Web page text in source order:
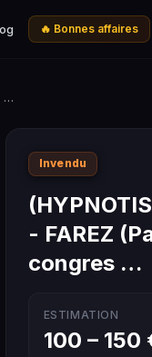
🔥 Bonnes affaires
…
Invendu
- FAREZ
congres …
ESTIMATION
100 – 150